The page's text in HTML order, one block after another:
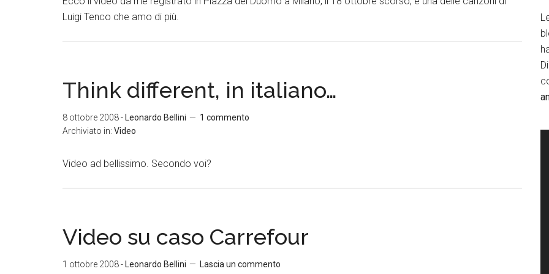
Luigi Tenco che amo di più.
Think different, in italiano…
8 ottobre 2008- Leonardo Bellini
1 commento
Archiviato in: Video
Video ad bellissimo. Secondo voi?
Video su caso Carrefour
1 ottobre 2008- Leonardo Bellini
Lascia un commento